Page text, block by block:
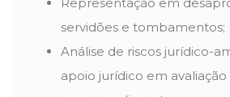
servidões e tombamentos;
Análise de riscos jurídico-
apoio jurídico em